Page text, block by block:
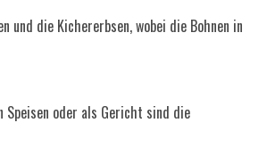
die Kichererbsen, wobei die Bohnen in
Speisen oder als Gericht sind die